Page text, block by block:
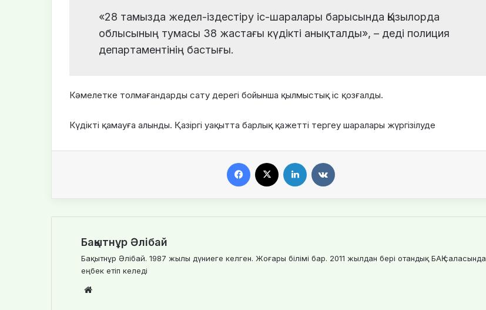
«28 тамызда жедел-іздестіру іс-шаралары барысында Қызылорда
облысының тумасы 38 жастағы күдікті анықталды», – деді полиция
департаментінің бастығы.
Кәмелетке толмағандарды сату дерегі бойынша қылмыстық іс қозғалды.
Күдікті қамауға алынды. Қазіргі уақытта барлық қажетті тергеу шаралары жүргізілуде
Facebook LinkedIn
Бақытнұр Әлібай
Бақытнұр Әлібай. 1987 жылы дүниеге келген. Жоғары білімі бар. 2011 жылдан бері отандық БАҚ саласында
еңбек етіп келеді